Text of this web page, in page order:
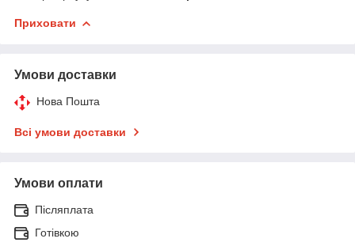
Приховати
Умови доставки
Нова Пошта
Всі умови доставки
Умови оплати
Післяплата
Готівкою